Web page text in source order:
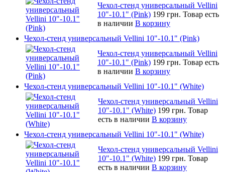
Чехол-стенд универсальный Vellini
10"-10.1" (Pink) 199 грн. Товар есть
в наличии В корзину
Чехол-стенд универсальный Vellini 10"-10.1" (Pink)
Чехол-стенд универсальный Vellini
10"-10.1" (Pink) 199 грн. Товар есть
в наличии В корзину
Чехол-стенд универсальный Vellini 10"-10.1" (White)
Чехол-стенд универсальный Vellini
10"-10.1" (White) 199 грн. Товар
есть в наличии В корзину
Чехол-стенд универсальный Vellini 10"-10.1" (White)
Чехол-стенд универсальный Vellini
10"-10.1" (White) 199 грн. Товар
есть в наличии В корзину